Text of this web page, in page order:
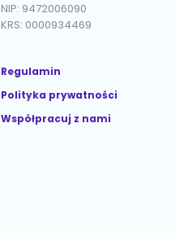
NIP: 9472006090
KRS: 0000934469
Regulamin
Polityka prywatności
Współpracuj z nami